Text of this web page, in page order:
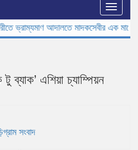
Toggle
ভ্রাম্যমাণ আদালতে মাদকসেবীর এক মাসের
টু ব্যাক’ এশিয়া চ্যাম্পিয়ন
সংবাদ